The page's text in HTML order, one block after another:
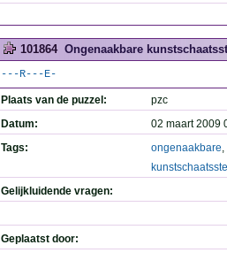
101864 Ongenaakbare
---R---E-
Plaats van de puzzel:
pzc
Datum:
02 maart 2009
Tags:
ongenaakbare,
Gelijkluidende vragen:
Geplaatst door: